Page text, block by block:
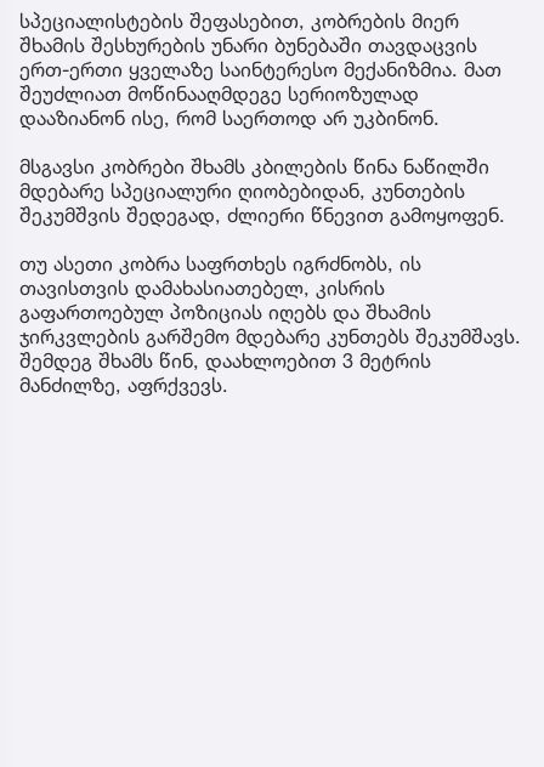
სპეციალისტების შეფასებით, კობრების მიერ
შხამის შესხურების უნარი ბუნებაში თავდაცვის
ერთ-ერთი ყველაზე საინტერესო მექანიზმია. მათ
შეუძლიათ მოწინააღმდეგე სერიოზულად
დააზიანონ ისე, რომ საერთოდ არ უკბინონ.
მსგავსი კობრები შხამს კბილების წინა ნაწილში
მდებარე სპეციალური ღიობებიდან, კუნთების
შეკუმშვის შედეგად, ძლიერი წნევით გამოყოფენ.
თუ ასეთი კობრა საფრთხეს იგრძნობს, ის
თავისთვის დამახასიათებელ, კისრის
გაფართოებულ პოზიციას იღებს და შხამის
ჯირკვლების გარშემო მდებარე კუნთებს შეკუმშავს.
შემდეგ შხამს წინ, დაახლოებით 3 მეტრის
მანძილზე, აფრქვევს.